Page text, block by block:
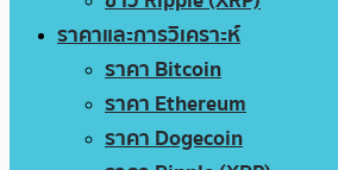
ราคาและการวิเคราะห์
ราคา Bitcoin
ราคา Ethereum
ราคา Dogecoin